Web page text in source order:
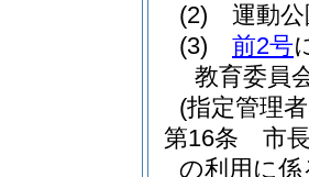
(2)
運動
(3)
前2号
教育委員
(指定管理
第16条
市
の利用に係